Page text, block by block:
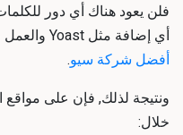
فلن يعود هناك أي دور
أي إضافة مثل Yoast والعمل على تهيئتها داخل الصفحة بواسطه
أفضل شركة سيو.
ونتيجة لذلك, فإن على مواقع
خلال: